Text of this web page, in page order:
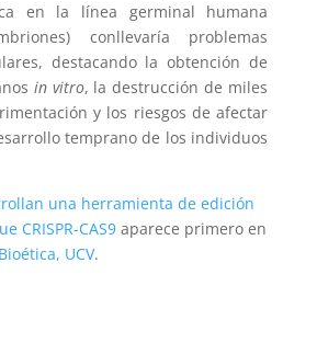
en la línea germinal humana
conllevaría problemas
destacando la obtención de
in vitro, la destrucción de miles
y los riesgos de afectar
temprano de los individuos
una herramienta de edición
CRISPR-CAS9aparece primero en
UCV.